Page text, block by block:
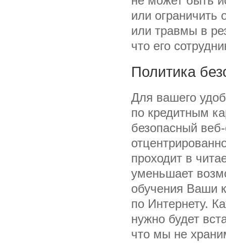
или ограничить
или травмы в
что его
Политика
Для вашего
по кредитным
безопасный
проходит в
уменьшает
обучения Ваши
по Интернету.
нужно будет
что мы не